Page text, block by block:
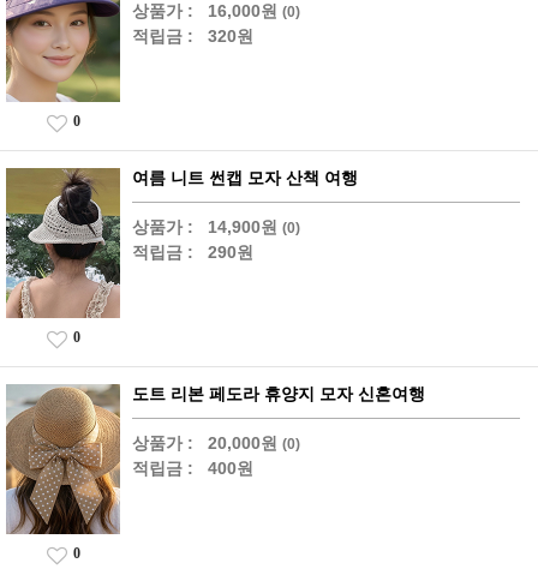
상품가 : 16,000원 (0)
적립금 : 320원
0
여름 니트 썬캡 모자 산책 여행
상품가 : 14,900원 (0)
적립금 : 290원
0
도트 리본 페도라 휴양지 모자 신혼여행
상품가 : 20,000원 (0)
적립금 : 400원
0